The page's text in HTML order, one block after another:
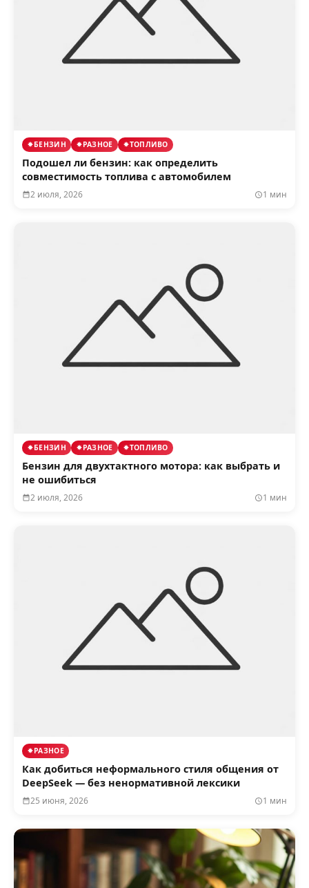
БЕНЗИН РАЗНОЕ ТОПЛИВО
Подошел ли бензин: как определить
совместимость топлива с автомобилем
2 июля, 2026 1 мин
БЕНЗИН РАЗНОЕ ТОПЛИВО
Бензин для двухтактного мотора: как выбрать и
не ошибиться
2 июля, 2026 1 мин
РАЗНОЕ
Как добиться неформального стиля общения от
DeepSeek — без ненормативной лексики
25 июня, 2026 1 мин